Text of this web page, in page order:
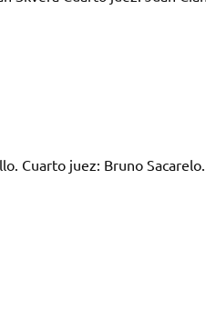
Cuarto juez: Bruno Sacarelo.